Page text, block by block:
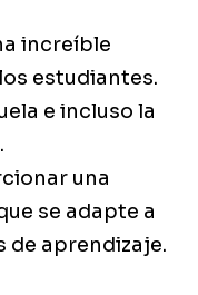
increíble
estudiantes.
e incluso la
una
se adapte a
de aprendizaje.